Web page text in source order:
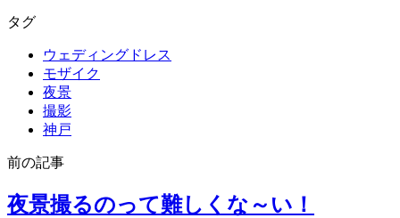
タグ
ウェディングドレス
モザイク
夜景
撮影
神戸
前の記事
夜景撮るのって難しくな～い！